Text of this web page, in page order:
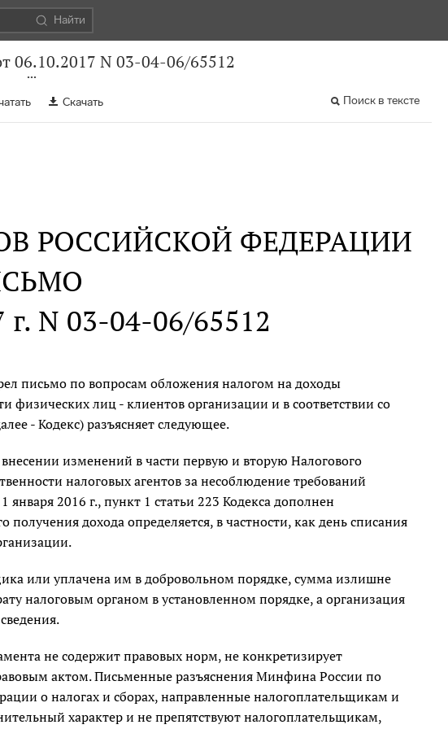
Найти
N 03-04-06/65512
Скачать Поиск в тексте
РОССИЙСКОЙ ФЕДЕРАЦИИ
г. N 03-04-06/65512
письмо по вопросам обложения налогом на доходы
лиц - клиентов организации и в соответствии со
- Кодекс) разъясняет следующее.
изменений в части первую и вторую Налогового
налоговых агентов за несоблюдение требований
января 2016 г., пункт 1 статьи 223 Кодекса дополнен
получения дохода определяется, в частности, как день списания
или уплачена им в добровольном порядке, сумма излишне
налоговым органом в установленном порядке, а организация
не содержит правовых норм, не конкретизирует
актом. Письменные разъяснения Минфина России по
о налогах и сборах, направленные налогоплательщикам и
характер и не препятствуют налогоплательщикам,